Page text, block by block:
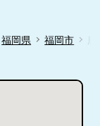
福岡県 福岡市